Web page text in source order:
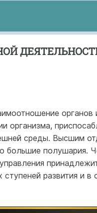
организма,
среды. Высшим
большие полушария.
развития и в